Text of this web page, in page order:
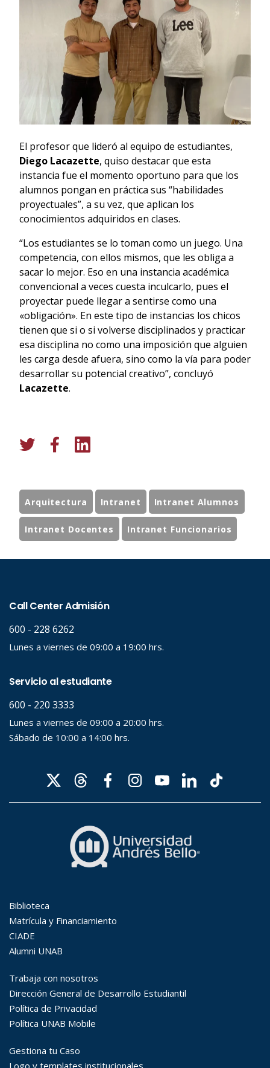
El profesor que lideró al equipo de estudiantes,
Diego Lacazette, quiso destacar que esta
instancia fue el momento oportuno para que los
alumnos pongan en práctica sus “habilidades
proyectuales”, a su vez, que aplican los
conocimientos adquiridos en clases.
“Los estudiantes se lo toman como un juego. Una
competencia, con ellos mismos, que les obliga a
sacar lo mejor. Eso en una instancia académica
convencional a veces cuesta inculcarlo, pues el
proyectar puede llegar a sentirse como una
«obligación». En este tipo de instancias los chicos
tienen que si o si volverse disciplinados y practicar
esa disciplina no como una imposición que alguien
les carga desde afuera, sino como la vía para poder
desarrollar su potencial creativo”, concluyó
Lacazette.
Arquitectura Intranet Intranet Alumnos
Intranet Docentes Intranet Funcionarios